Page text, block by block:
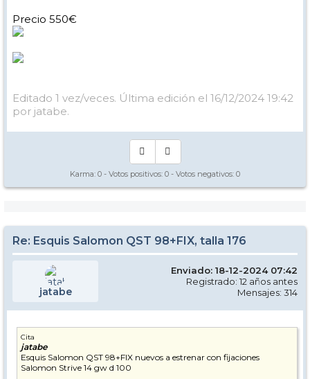
Precio 550€
Editado 1 vez/veces. Última edición el 16/12/2024 19:42
por jatabe.
Karma: 0 - Votos positivos: 0 - Votos negativos: 0
Re: Esquis Salomon QST 98+FIX, talla 176
jatabe
Enviado: 18-12-2024 07:42
Registrado: 12 años antes
Mensajes: 314
Cita
jatabe
Esquis Salomon QST 98+FIX nuevos a estrenar con fijaciones
Salomon Strive 14 gw d 100